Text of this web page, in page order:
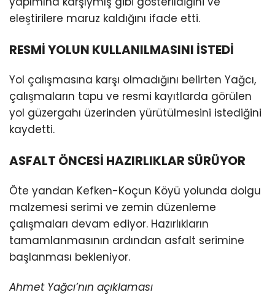
eleştirilere maruz kaldığını ifade etti.
RESMİ YOLUN KULLANILMASINI İSTEDİ
Yol çalışmasına karşı olmadığını belirten Yağcı,
çalışmaların tapu ve resmi kayıtlarda görülen
yol güzergahı üzerinden yürütülmesini istediğini
kaydetti.
ASFALT ÖNCESİ HAZIRLIKLAR SÜRÜYOR
Öte yandan Kefken-Koçun Köyü yolunda dolgu
malzemesi serimi ve zemin düzenleme
çalışmaları devam ediyor. Hazırlıkların
tamamlanmasının ardından asfalt serimine
başlanması bekleniyor.
Ahmet Yağcı’nın açıklaması